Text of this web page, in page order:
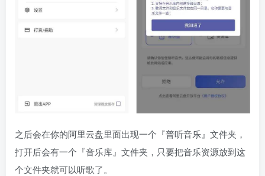
之后会在你的阿里云盘里面出现一个『普听音乐』文件夹，
打开后会有一个『音乐库』文件夹，只要把音乐资源放到这
个文件夹就可以听歌了。